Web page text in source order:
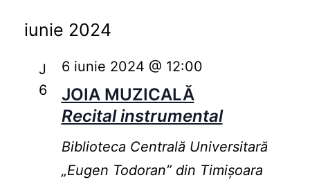
iunie 2024
J
6
JOIA MUZICALĂ
Recital instrumental
6 iunie 2024 @ 12:00
Biblioteca Centrală Universitară
„Eugen Todoran” din Timişoara